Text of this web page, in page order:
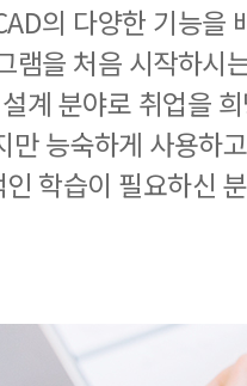
의 다양한 기능을
램을 처음 시작하시
계 분야로 취업을
만 능숙하게 사용하
학습이 필요하신 분